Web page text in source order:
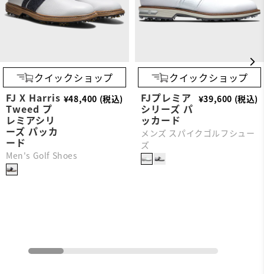
クイックショップ
FJ X Harris
Tweed プ
レミアシリ
ーズ パッカ
ード
Men's Golf Shoes
¥48,400 (税込)
クイックショップ
FJプレミア
シリーズ パ
ッカード
メンズ スパイクゴルフシュー
ズ
¥39,600 (税込)